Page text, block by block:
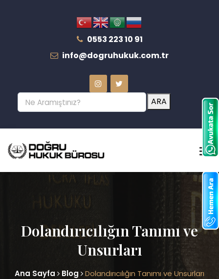
0553 223 10 91
info@dogruhukuk.com.tr
ARA
Dolandırıcılığın Tanımı ve
Unsurları
Ana Sayfa Blog Dolandırıcılığın Tanımı ve Unsurları